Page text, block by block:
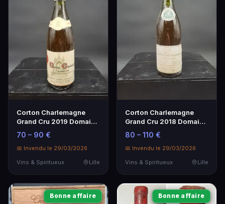
Corton Charlemagne
Grand Cru 2019 Domaine
Dubreuil Fontaine
70 – 90 €
📅 Invendu le 29/03/2026
Vins & Spiritueux
Lille
Corton Charlemagne
Grand Cru 2018 Domaine
Louis Latour - Vin Blanc
d'Exception
80 – 110 €
📅 Invendu le 29/03/2026
Vins & Spiritueux
Lille
Bonne affaire Bonne affaire